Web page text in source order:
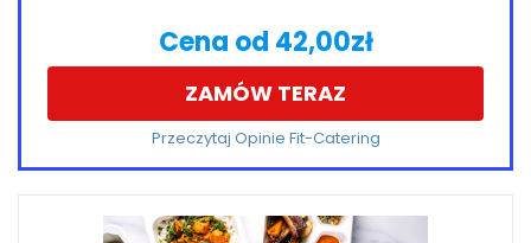
Cena od 42,00zł
ZAMÓW TERAZ
Przeczytaj Opinie Fit-Catering